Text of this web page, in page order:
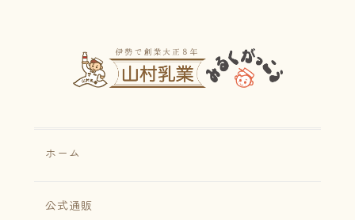
ホーム
公式通販